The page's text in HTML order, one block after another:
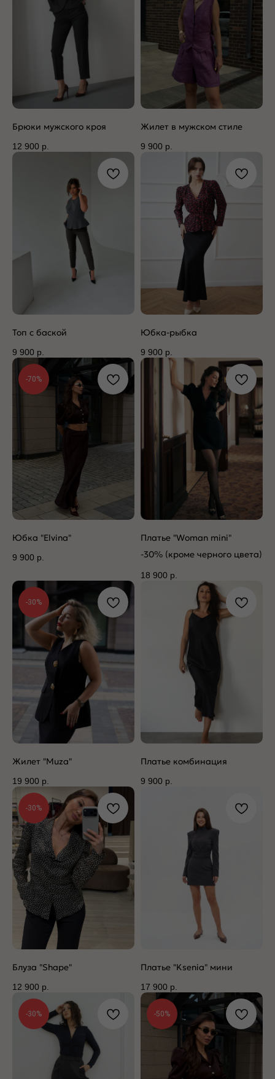
Брюки мужского кроя
12 900 р.
Жилет в мужском стиле
9 900 р.
Топ с баской
9 900 р.
Юбка-рыбка
9 900 р.
-70%
Юбка "Elvina"
9 900 р.
Платье "Woman mini"
-30% (кроме черного цвета)
18 900 р.
-30%
Жилет "Muza"
19 900 р.
Платье комбинация
9 900 р.
-30%
Блуза "Shape"
12 900 р.
Платье "Ksenia" мини
17 900 р.
-30% -50%